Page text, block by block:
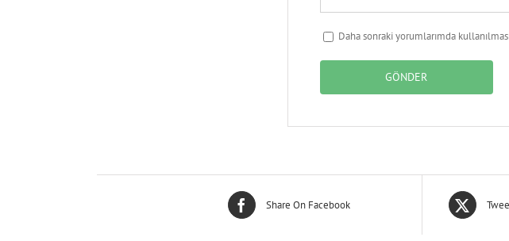
Daha sonraki yorumlarımda
Share On Facebook